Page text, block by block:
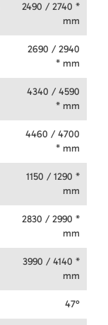
2490 / 2740 *
mm
2690 / 2940
* mm
4340 / 4590
* mm
4460 / 4700
* mm
1150 / 1290 *
mm
2830 / 2990 *
mm
3990 / 4140 *
mm
47°